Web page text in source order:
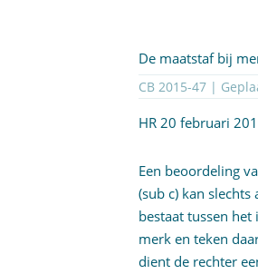
De maatstaf bij
CB 2015-47
HR 20 februari
Een beoordeling
(sub c) kan
bestaat tussen
merk en teken
dient de rechter